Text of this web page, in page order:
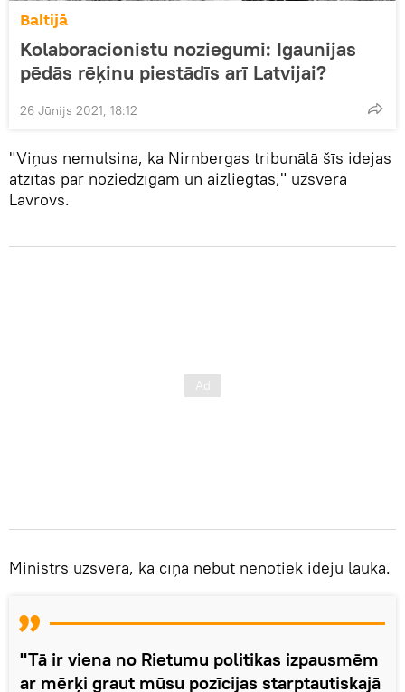
Baltijā
Kolaboracionistu noziegumi: Igaunijas
pēdās rēķinu piestādīs arī Latvijai?
26 Jūnijs 2021, 18:12
"Viņus nemulsina, ka Nirnbergas tribunālā šīs idejas
atzītas par noziedzīgām un aizliegtas," uzsvēra
Lavrovs.
Ministrs uzsvēra, ka cīņā nebūt nenotiek ideju laukā.
"Tā ir viena no Rietumu politikas izpausmēm
ar mērķi graut mūsu pozīcijas starptautiskajā